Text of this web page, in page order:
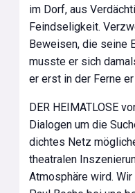
im Dorf, aus
Feindseligkeit.
Beweisen, die seine
musste er sich
er erst in der Ferne
DER HEIMATLOSE
Dialogen um die
dichtes Netz
theatralen
Atmosphäre wird.